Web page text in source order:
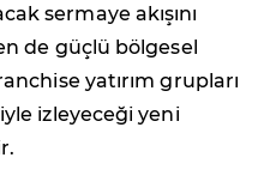
sermaye akışını
de güçlü bölgesel
yatırım grupları
izleyeceği yeni